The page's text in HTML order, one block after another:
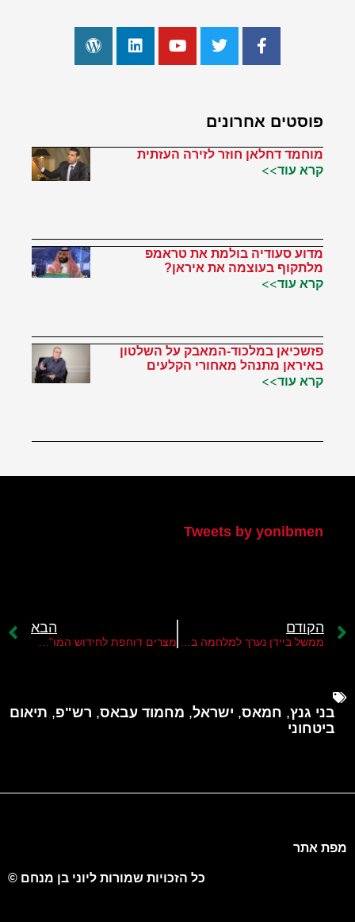
פוסטים אחרונים
מוחמד דחלאן חוזר לזירה העזתית
קרא עוד>>
מדוע סעודיה בולמת את טראמפ
מלתקוף בעוצמה את איראן?
קרא עוד>>
פזשכיאן במלכוד-המאבק על השלטון
באיראן מתנהל מאחורי הקלעים
קרא עוד>>
Tweets by yonibmen
הקודם הבא
בני גנץ, חמאס, ישראל, מחמוד עבאס, רש"פ, תיאום
ביטחוני
מפת אתר
כל הזכויות שמורות ליוני בן מנחם ©